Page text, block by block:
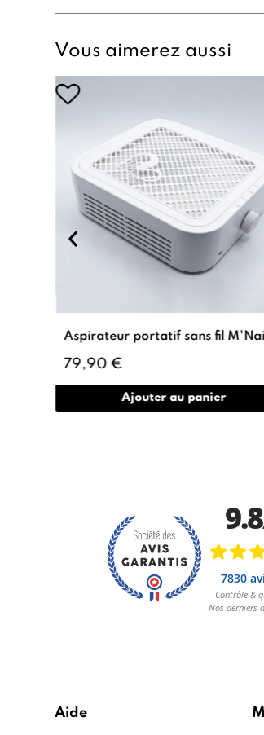
Vous aimerez aussi
Aspirateur portatif sans fil
79,90 €
Ajouter au panier
Aide